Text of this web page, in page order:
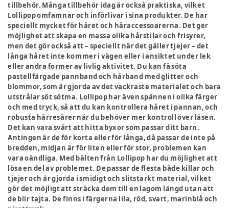
tillbehör. Många tillbehör idag är också praktiska, vilket
Lollipop omfamnar och införlivar i sina produkter. De har
speciellt mycket för håret och håraccessoarerna. Det ger
möjlighet att skapa en massa olika hårstilar och frisyrer,
men det gör också att – speciellt när det gäller tjejer – det
långa håret inte kommer i vägen eller i ansiktet under lek
eller andra former av livlig aktivitet. Du kan få söta
pastellfärgade pannband och hårband med glitter och
blommor, som är gjorda av det vackraste materialet och bara
utstrålar söt sötma. Lollipop har även spännen i olika färger
och med tryck, så att du kan kontrollera håret i pannan, och
robusta hårresårer när du behöver mer kontroll över låsen.
Det kan vara svårt att hitta byxor som passar ditt barn.
Antingen är de för korta eller för långa, då passar de inte på
bredden, midjan är för liten eller för stor, problemen kan
vara oändliga. Med bälten från Lollipop har du möjlighet att
lösa en del av problemet. De passar de flesta både killar och
tjejer och är gjorda i smidigt och slitstarkt material, vilket
gör det möjligt att sträcka dem till en lagom längd utan att
de blir tajta. De finns i färgerna lila, röd, svart, marinblå och